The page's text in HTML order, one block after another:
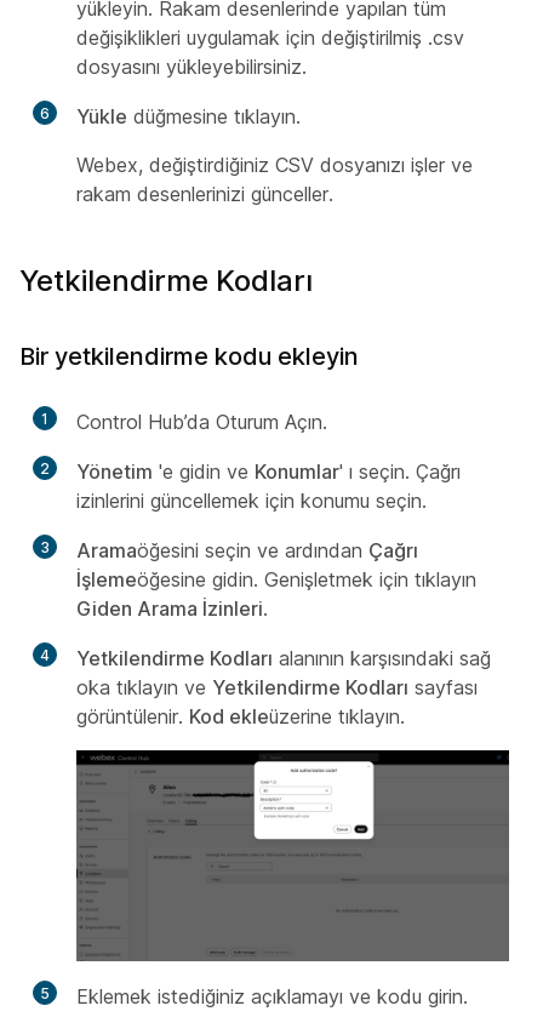
yükleyin. Rakam desenlerinde yapılan tüm
değişiklikleri uygulamak için değiştirilmiş .csv
dosyasını yükleyebilirsiniz.
6 Yükle düğmesine tıklayın.
Webex, değiştirdiğiniz CSV dosyanızı işler ve
rakam desenlerinizi günceller.
Yetkilendirme Kodları
Bir yetkilendirme kodu ekleyin
1 Control Hub’da Oturum Açın.
2 Yönetim 'e gidin ve Konumlar' ı seçin. Çağrı
izinlerini güncellemek için konumu seçin.
3 Aramaöğesini seçin ve ardından Çağrı
İşlemeöğesine gidin. Genişletmek için tıklayın
Giden Arama İzinleri.
4 Yetkilendirme Kodları alanının karşısındaki sağ
oka tıklayın ve Yetkilendirme Kodları sayfası
görüntülenir. Kod ekleüzerine tıklayın.
5 Eklemek istediğiniz açıklamayı ve kodu girin.